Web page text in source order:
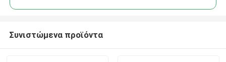
Συνιστώμενα προϊόντα